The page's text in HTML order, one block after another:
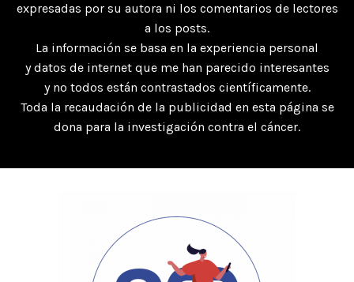
expresadas por su autora ni los comentarios de lectores
a los posts.
La información se basa en la experiencia personal
y datos de internet que me han parecido interesantes
y no todos están contrastados científicamente.
Toda la recaudación de la publicidad en esta página se
dona para la investigación contra el cáncer.